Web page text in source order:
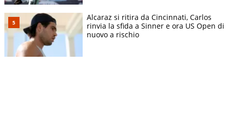
Alcaraz si ritira da Cincinnati, Carlos
rinvia la sfida a Sinner e ora US Open di
nuovo a rischio